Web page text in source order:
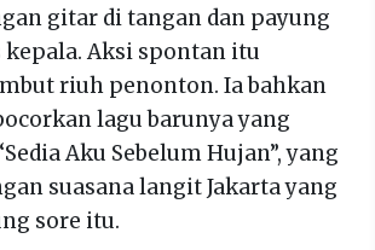
gitar di tangan dan payung
Aksi spontan itu
riuh penonton. Ia bahkan
lagu barunya yang
Aku Sebelum Hujan”, yang
suasana langit Jakarta yang
sore itu.